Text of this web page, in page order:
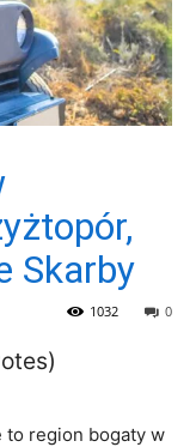
Skarby
0
1032
to region bogaty w